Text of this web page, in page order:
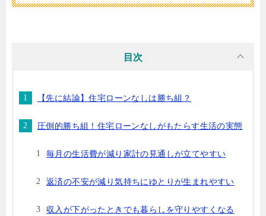
目次
【先に結論】住宅ローンなしは勝ち組？
圧倒的勝ち組！住宅ローンなしがもたらす生活の実態
毎月の生活費が減り家計の見通しが立てやすい
返済の不安が減り気持ちにゆとりが生まれやすい
収入が下がったときでも暮らしを守りやすくなる